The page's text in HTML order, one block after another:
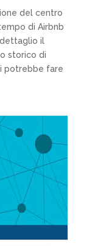
del centro
di Airbnb
il
storico di
potrebbe fare